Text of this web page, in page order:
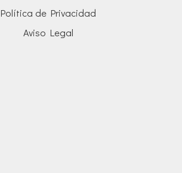
Política de Privacidad
Aviso Legal